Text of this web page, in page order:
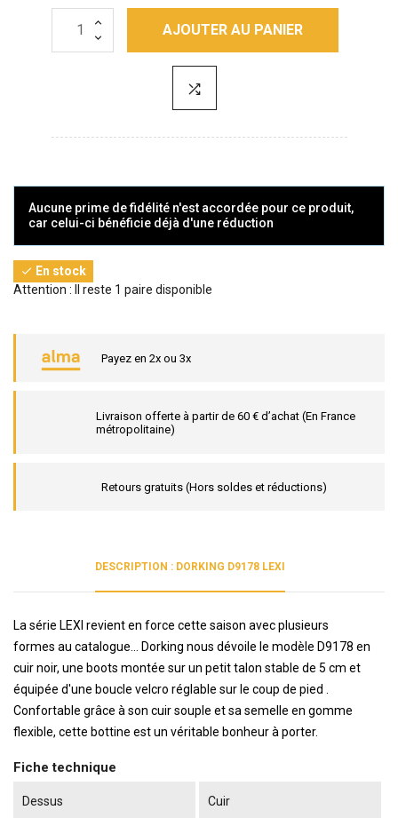
AJOUTER AU PANIER
Aucune prime de fidélité n'est accordée pour ce produit,
car celui-ci bénéficie déjà d'une réduction
 En stock
Attention : Il reste 1 paire disponible
Payez en 2x ou 3x
Livraison offerte à partir de 60 € d’achat (En France
métropolitaine)
Retours gratuits (Hors soldes et réductions)
DESCRIPTION : DORKING D9178 LEXI
La série LEXI revient en force cette saison avec plusieurs
formes au catalogue... Dorking nous dévoile le modèle D9178 en
cuir noir, une boots montée sur un petit talon stable de 5 cm et
équipée d'une boucle velcro réglable sur le coup de pied .
Confortable grâce à son cuir souple et sa semelle en gomme
flexible, cette bottine est un véritable bonheur à porter.
Fiche technique
Dessus Cuir